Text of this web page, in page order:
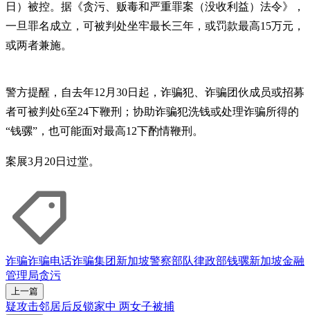
日）被控。据《贪污、贩毒和严重罪案（没收利益）法令》，
一旦罪名成立，可被判处坐牢最长三年，或罚款最高15万元，
或两者兼施。
警方提醒，自去年12月30日起，诈骗犯、诈骗团伙成员或招募
者可被判处6至24下鞭刑；协助诈骗犯洗钱或处理诈骗所得的
“钱骡”，也可能面对最高12下酌情鞭刑。
案展3月20日过堂。
诈骗诈骗电话诈骗集团 新加坡警察部队律政部钱骡新加坡金融
管理局贪污
上一篇
疑攻击邻居后反锁家中 两女子被捕